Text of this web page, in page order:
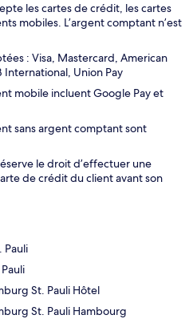
les cartes de crédit, les cartes
mobiles. L’argent comptant n’est
: Visa, Mastercard, American
International, Union Pay
mobile incluent Google Pay et
sans argent comptant sont
le droit d’effectuer une
de crédit du client avant son
Pauli
St. Pauli Hôtel
St. Pauli Hambourg